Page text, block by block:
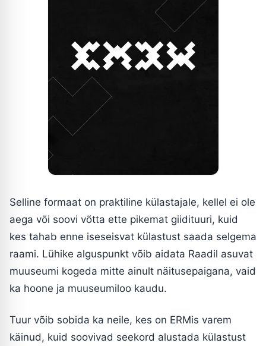
Selline formaat on praktiline külastajale, kellel ei ole
aega või soovi võtta ette pikemat giidituuri, kuid
kes tahab enne iseseisvat külastust saada selgema
raami. Lühike alguspunkt võib aidata Raadil asuvat
muuseumi kogeda mitte ainult näitusepaigana, vaid
ka hoone ja muuseumiloo kaudu.
Tuur võib sobida ka neile, kes on ERMis varem
käinud, kuid soovivad seekord alustada külastust